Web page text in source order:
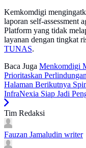
Kemkomdigi
laporan self-assessment
Platform yang tidak
layanan dengan tingkat
TUNAS.
Baca Juga Menkomdigi
Prioritaskan
Halaman Berikutnya
InfraNexia Siap Jadi
Tim Redaksi
Fauzan Jamaludin writer